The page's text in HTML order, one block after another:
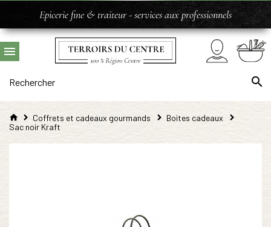
Epicerie fine & traiteur - services aux professionnels
Coffrets et cadeaux gourmands
Boites cadeaux
Sac noir Kraft